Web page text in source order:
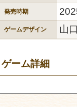
発売時期
ゲームデザイン 山
ゲーム詳細